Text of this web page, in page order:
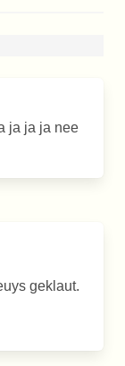
ja ja ja nee
geklaut.